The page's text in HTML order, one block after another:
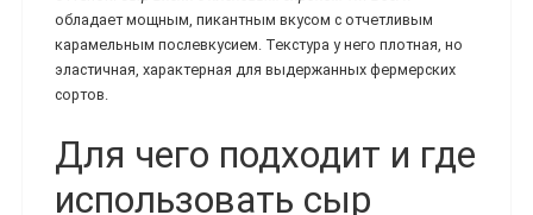
обладает мощным, пикантным вкусом с отчетливым
карамельным послевкусием. Текстура у него плотная, но
эластичная, характерная для выдержанных фермерских
сортов.
Для чего подходит и где
использовать сыр